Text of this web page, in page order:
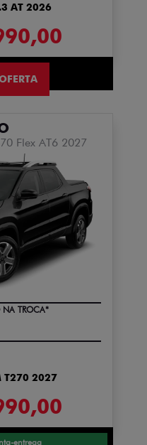
AT 2026
Flex AT6 2027
TROCA*
T270 2027
entrega